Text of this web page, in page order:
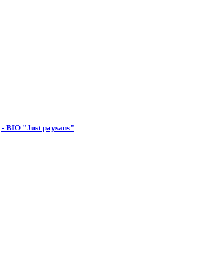
- BIO "Just paysans"